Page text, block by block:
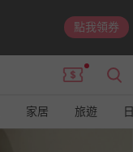
點我領券
家居 旅遊